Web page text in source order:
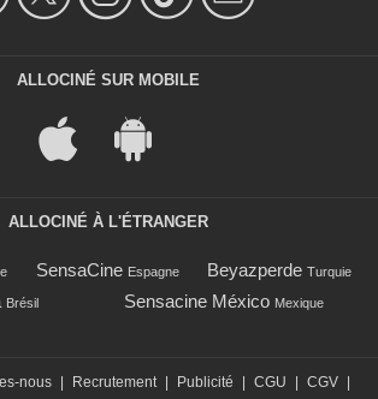
ALLOCINÉ SUR MOBILE
ALLOCINÉ À L'ÉTRANGER
SensaCine Espagne Beyazperde Turquie
Brésil Sensacine México Mexique
nous | Recrutement | Publicité | CGU | CGV |